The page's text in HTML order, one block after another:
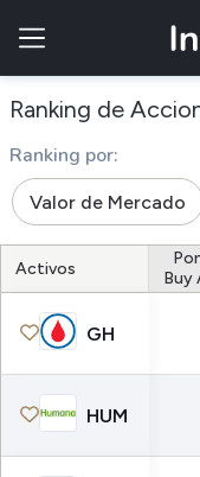
Ranking de
Ranking por:
Valor de Mercado
Activos
Buy
GH
HUM